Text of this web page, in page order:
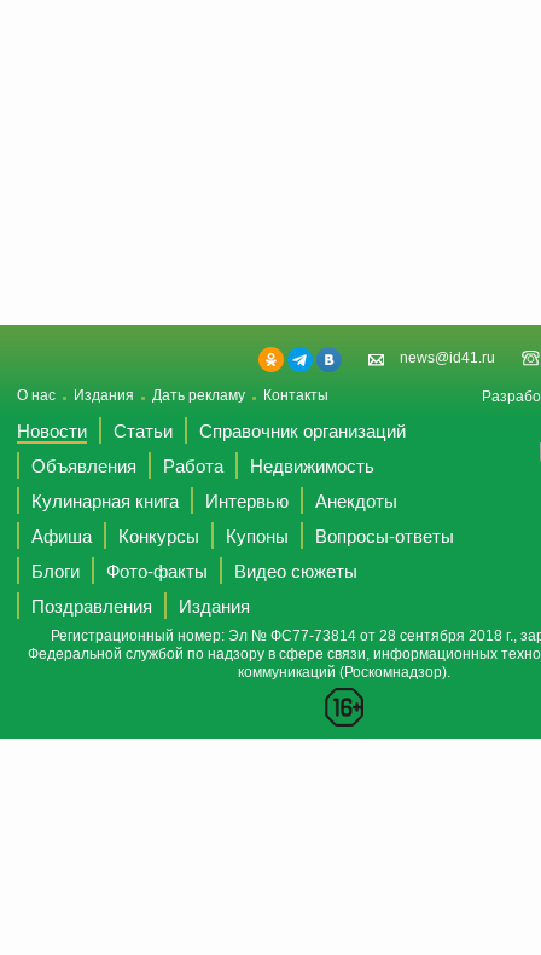
news@id41.ru
О нас Издания Дать рекламу Контакты
Новости Статьи
Справочник организаций
Объявления
Работа
Недвижимость
Кулинарная книга
Интервью
Анекдоты
Афиша
Конкурсы Купоны
Вопросы-ответы
Блоги
Фото-факты
Видео сюжеты
Поздравления
Издания
Регистрационный номер: Эл № ФС77-73814 от 28 сентября 2018 г.,
Федеральной службой по надзору в сфере связи, информационных
коммуникаций (Роскомнадзор).